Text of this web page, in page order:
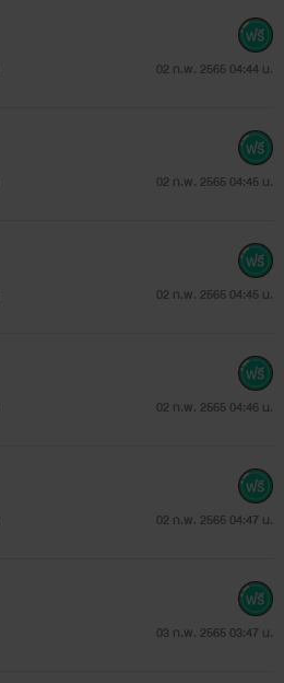
02 ก.พ. 2565 04:44 น.
02 ก.พ. 2565 04:45 น.
02 ก.พ. 2565 04:45 น.
02 ก.พ. 2565 04:46 น.
02 ก.พ. 2565 04:47 น.
03 ก.พ. 2565 03:47 น.